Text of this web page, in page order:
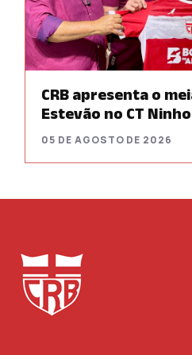
CRB apresenta o
Estevão no CT
05 DE AGOSTO DE 2026